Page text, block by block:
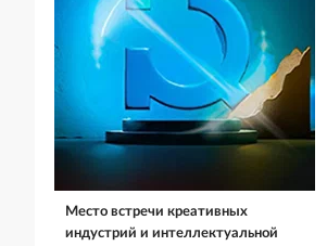
Место встречи креативных
индустрий и интеллектуальной